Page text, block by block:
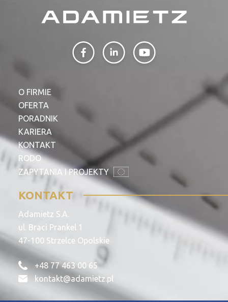
O FIRMIE
OFERTA
PORADNIK
KARIERA
KONTAKT
RODO
ZAPYTANIA I PROJEKTY
KONTAKT
Adamietz S.A.
ul. Braci Prankel 1
47-100 Strzelce Opolskie
+48 77 463 00 65
kontakt@adamietz.pl